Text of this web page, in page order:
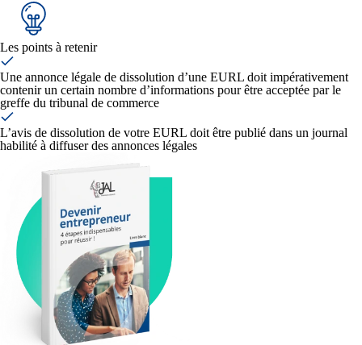
Les points à retenir
Une annonce légale de dissolution d’une EURL doit impérativement
contenir un certain nombre d’informations pour être acceptée par le
greffe du tribunal de commerce
L’avis de dissolution de votre EURL doit être publié dans un journal
habilité à diffuser des annonces légales